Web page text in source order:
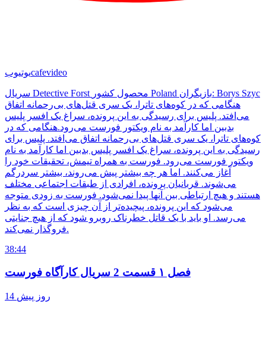
یوتیوبcafevideo
سریال Detective Forst محصول کشور Poland بازیگران: Borys Szyc
هنگامی که در کوه‌های تاترا، یک سری قتل‌های بی‌رحمانه اتفاق
می‌افتد. پلیس برای رسیدگی به این پرونده، سراغ یک افسر پلیس
بدبین اما کارآمد به نام ویکتور فورست می‌رود.هنگامی که در
کوه‌های تاترا، یک سری قتل‌های بی‌رحمانه اتفاق می‌افتد. پلیس برای
رسیدگی به این پرونده، سراغ یک افسر پلیس بدبین اما کارآمد به نام
ویکتور فورست می‌رود. فورست به همراه تیمش، تحقیقات خود را
آغاز می‌کنند. اما هر چه بیشتر پیش می‌روند، بیشتر سردرگم
می‌شوند. قربانیان پرونده، افرادی از طبقات اجتماعی مختلف
هستند و هیچ ارتباطی بین آنها پیدا نمی‌شود. فورست به زودی متوجه
می‌شود که این پرونده، پیچیده‌تر از آن چیزی است که به نظر
می‌رسد. او باید با یک قاتل خطرناک روبرو شود که از هیچ جنایتی
فروگذار نمی‌کند.
38:44
فصل ۱ قسمت 2 سریال کارآگاه فورست
14 روز پیش